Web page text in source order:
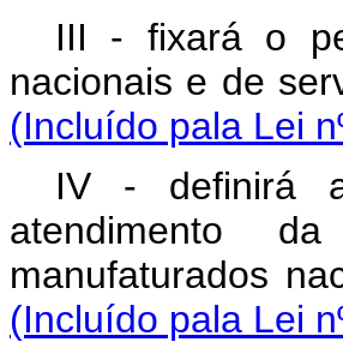
III - fixará o
nacionais e
(Incluído pala Lei
IV - definirá
atendimento
(Incluído pala Lei